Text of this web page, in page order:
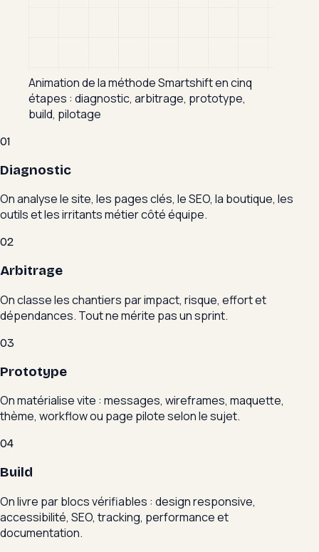
Animation de la méthode Smartshift en cinq
étapes : diagnostic, arbitrage, prototype,
build, pilotage
01
Diagnostic
On analyse le site, les pages clés, le SEO, la boutique, les
outils et les irritants métier côté équipe.
02
Arbitrage
On classe les chantiers par impact, risque, effort et
dépendances. Tout ne mérite pas un sprint.
03
Prototype
On matérialise vite : messages, wireframes, maquette,
thème, workflow ou page pilote selon le sujet.
04
Build
On livre par blocs vérifiables : design responsive,
accessibilité, SEO, tracking, performance et
documentation.